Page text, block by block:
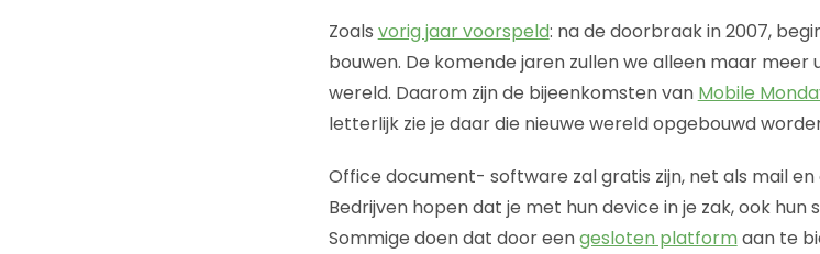
Zoals vorig jaar voorspeld: na de doorbraak in 2007,
bouwen. De komende jaren zullen we alleen maar meer
wereld. Daarom zijn de bijeenkomsten van Mobile
letterlijk zie je daar die nieuwe wereld opgebouwd
Office document- software zal gratis zijn, net als mail en
Bedrijven hopen dat je met hun device in je zak, ook
Sommige doen dat door eengesloten platform aan te